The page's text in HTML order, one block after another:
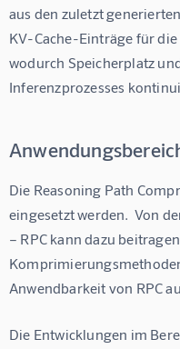
aus den zuletzt
KV-Cache-Einträge für
wodurch Speicherplatz
Inferenzprozesses
Die Reasoning Path
eingesetzt werden.  Von
– RPC kann dazu
Anwendbarkeit von RPC
Die Entwicklungen im